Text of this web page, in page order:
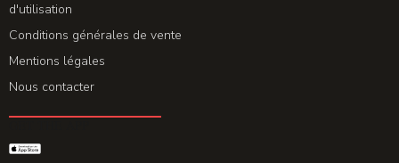
d'utilisation
Conditions générales de vente
Mentions légales
Nous contacter